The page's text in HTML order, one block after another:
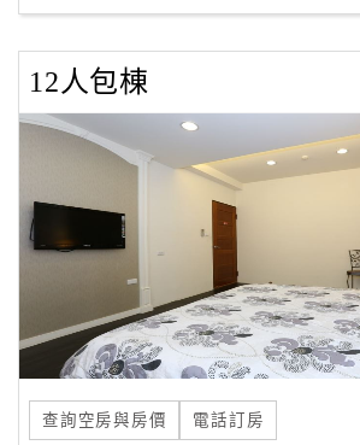
12人包棟
查詢空房與房價 電話訂房